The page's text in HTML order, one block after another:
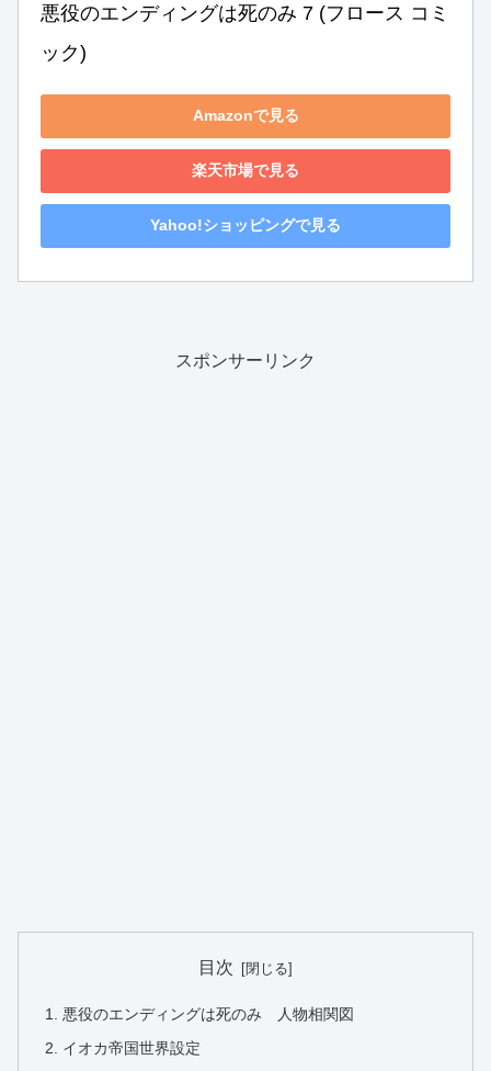
悪役のエンディングは死のみ 7 (フロース コミ
ック)
Amazonで見る
楽天市場で見る
Yahoo!ショッピングで見る
スポンサーリンク
目次
悪役のエンディングは死のみ 人物相関図
イオカ帝国世界設定